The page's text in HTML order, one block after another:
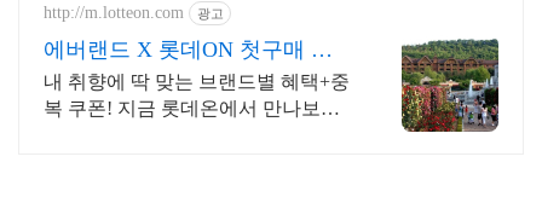
이상의 신규 상품 업로드
http://m.lotteon.com 광고
에버랜드 X 롯데ON 첫구매 최
대 5천원 혜택!
내 취향에 딱 맞는 브랜드별 혜택+중
복 쿠폰! 지금 롯데온에서 만나보세